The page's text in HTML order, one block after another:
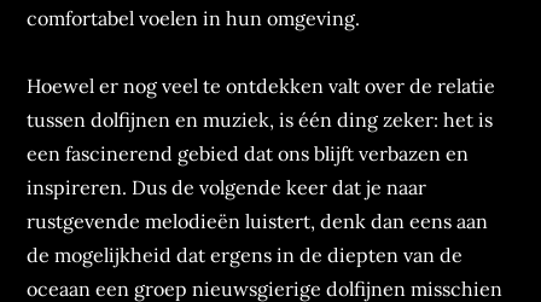
comfortabel voelen in hun omgeving.
Hoewel er nog veel te ontdekken valt over de relatie
tussen dolfijnen en muziek, is één ding zeker: het is
een fascinerend gebied dat ons blijft verbazen en
inspireren. Dus de volgende keer dat je naar
rustgevende melodieën luistert, denk dan eens aan
de mogelijkheid dat ergens in de diepten van de
oceaan een groep nieuwsgierige dolfijnen misschien